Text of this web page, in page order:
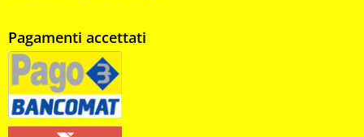
Pagamenti accettati